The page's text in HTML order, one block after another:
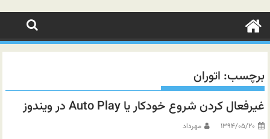
برچسب: اتوران
غیرفعال کردن شروع خودکار یا Auto Play در ویندوز
۱۳۹۴/۰۵/۲۰ مهرداد